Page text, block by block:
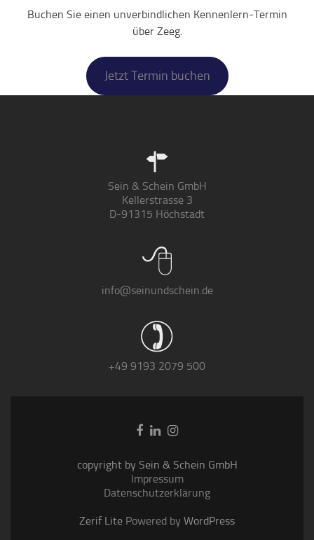
Buchen Sie einen unverbindlichen Kennenlern-Termin
über Zeeg.
Jetzt Termin buchen
Sein & Schein GmbH
Kellerstrasse 3
D-91315 Höchstadt
info@seinundschein.de
+49 9193 2079 500
Go Go Go
copyright by Sein & Schein GmbH
Impressum
Datenschutzerklärung
Zerif Lite Powered by WordPress